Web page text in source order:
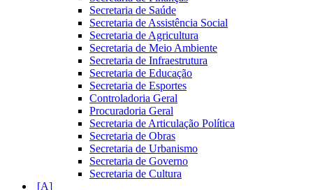
Secretaria de Saúde
Secretaria de Assistência Social
Secretaria de Agricultura
Secretaria de Meio Ambiente
Secretaria de Infraestrutura
Secretaria de Educação
Secretaria de Esportes
Controladoria Geral
Procuradoria Geral
Secretaria de Articulação Política
Secretaria de Obras
Secretaria de Urbanismo
Secretaria de Governo
Secretaria de Cultura